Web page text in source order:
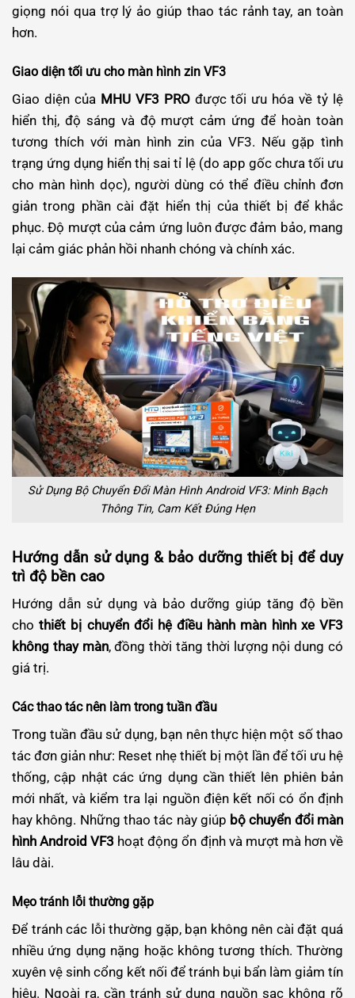
giọng nói qua trợ lý ảo giúp thao tác rảnh tay, an toàn
hơn.
Giao diện tối ưu cho màn hình zin VF3
Giao diện của MHU VF3 PROđược tối ưu hóa về tỷ lệ
hiển thị, độ sáng và độ mượt cảm ứng để hoàn toàn
tương thích với màn hình zin của VF3. Nếu gặp tình
trạng ứng dụng hiển thị sai tỉ lệ (do app gốc chưa tối ưu
cho màn hình dọc), người dùng có thể điều chỉnh đơn
giản trong phần cài đặt hiển thị của thiết bị để khắc
phục. Độ mượt của cảm ứng luôn được đảm bảo, mang
lại cảm giác phản hồi nhanh chóng và chính xác.
Sử Dụng Bộ Chuyển Đổi Màn Hình Android VF3: Minh Bạch
Thông Tin, Cam Kết Đúng Hẹn
Hướng dẫn sử dụng & bảo dưỡng thiết bị để duy
trì độ bền cao
Hướng dẫn sử dụng và bảo dưỡng giúp tăng độ bền
chothiết bị chuyển đổi hệ điều hành màn hình xe VF3
không thay màn, đồng thời tăng thời lượng nội dung có
giá trị.
Các thao tác nên làm trong tuần đầu
Trong tuần đầu sử dụng, bạn nên thực hiện một số thao
tác đơn giản như: Reset nhẹ thiết bị một lần để tối ưu hệ
thống, cập nhật các ứng dụng cần thiết lên phiên bản
mới nhất, và kiểm tra lại nguồn điện kết nối có ổn định
hay không. Những thao tác này giúp bộ chuyển đổi màn
hình Android VF3 hoạt động ổn định và mượt mà hơn về
lâu dài.
Mẹo tránh lỗi thường gặp
Để tránh các lỗi thường gặp, bạn không nên cài đặt quá
nhiều ứng dụng nặng hoặc không tương thích. Thường
xuyên vệ sinh cổng kết nối để tránh bụi bẩn làm giảm tín
hiệu. Ngoài ra, cần tránh sử dụng nguồn sạc không rõ